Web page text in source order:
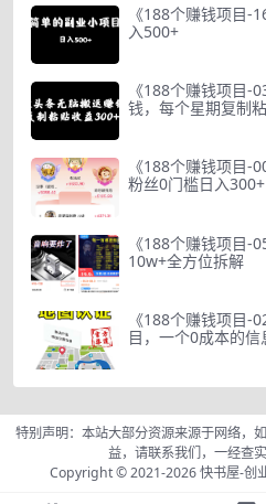
《188个赚钱项目-
入500+
《188个赚钱项目-
钱，每个星期复制
《188个赚钱项目-
粉丝0门槛日入300+
《188个赚钱项目-
10w+全方位拆解
《188个赚钱项目-
目，一个0成本的
特别声明：本站大部分资源来源于网络，
益，请联系我们，一经查
Copyright © 2021-2026快书屋-创